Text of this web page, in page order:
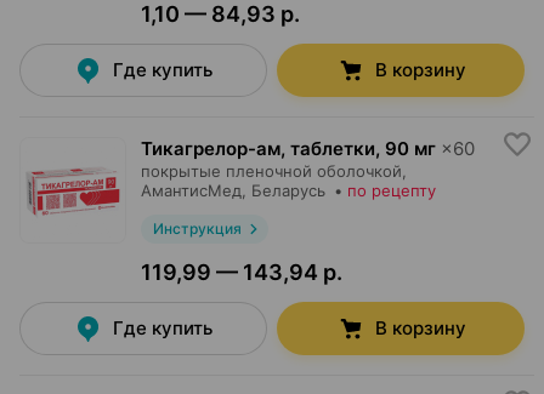
1,10 — 84,93 р.
Где купить В корзину
Тикагрелор-ам, таблетки, 90 мг ×60
покрытые пленочной оболочкой,
АмантисМед , Беларусь • по рецепту
Инструкция
119,99 — 143,94 р.
Где купить В корзину